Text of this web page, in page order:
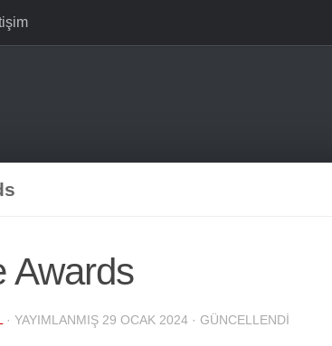
Awards
· YAYIMLANMIŞ 29 OCAK 2024 · GÜNCELLENDI